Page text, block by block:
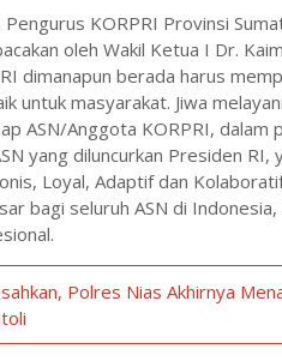
KORPRI Provinsi
oleh Wakil Ketua I Dr.
dimanapun berada harus
untuk masyarakat. Jiwa
ASN/Anggota KORPRI, dalam
yang diluncurkan Presiden RI,
Loyal, Adaptif dan
bagi seluruh ASN di
Polres Nias Akhirnya